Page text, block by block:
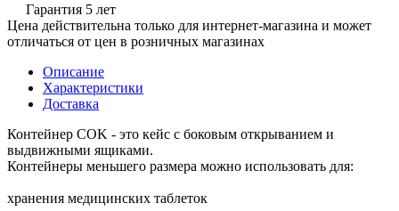
Гарантия 5 лет
Цена действительна только для интернет-магазина и может
отличаться от цен в розничных магазинах
Описание
Характеристики
Доставка
Контейнер COK - это кейс с боковым открыванием и
выдвижными ящиками.
Контейнеры меньшего размера можно использовать для:
хранения медицинских таблеток